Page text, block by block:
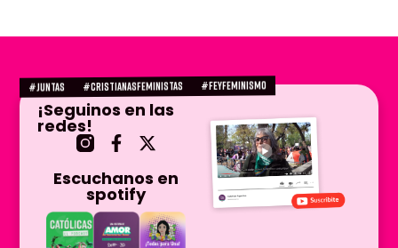
#juntas #CRISTIANASFEMINISTAS #FEYFEMINISMO
¡Seguinos en las
redes!
Escuchanos en
spotify